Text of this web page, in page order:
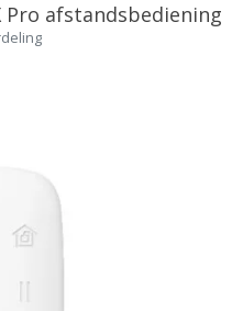
Pro afstandsbediening